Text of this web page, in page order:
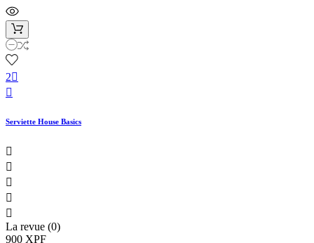
2

Serviette House Basics





La revue (0)
900 XPF